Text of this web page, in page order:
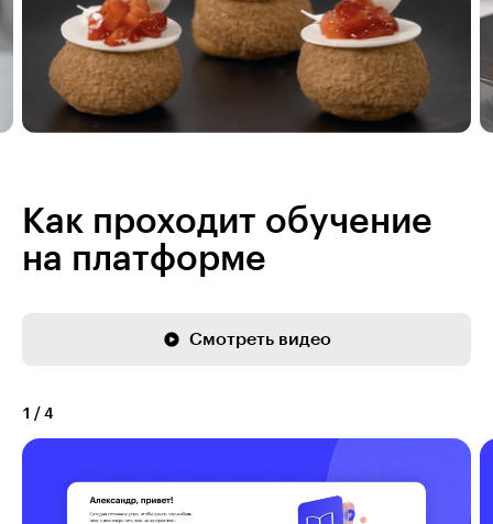
Как проходит обучение
на платформе
Смотреть видео
1 / 4